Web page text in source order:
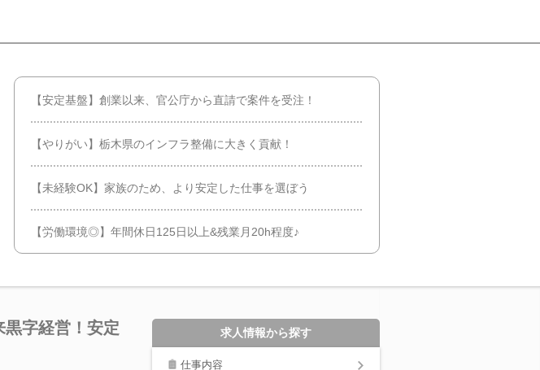
【安定基盤】創業以来、官公庁から直請で案件を受注！
【やりがい】栃木県のインフラ整備に大きく貢献！
【未経験OK】家族のため、より安定した仕事を選ぼう
【労働環境◎】年間休日125日以上&残業月20h程度♪
黒字経営！安定
求人情報から探す
仕事内容